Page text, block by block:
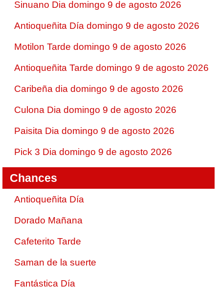
Sinuano Dia domingo 9 de agosto 2026
Antioqueñita Día domingo 9 de agosto 2026
Motilon Tarde domingo 9 de agosto 2026
Antioqueñita Tarde domingo 9 de agosto 2026
Caribeña dia domingo 9 de agosto 2026
Culona Dia domingo 9 de agosto 2026
Paisita Dia domingo 9 de agosto 2026
Pick 3 Dia domingo 9 de agosto 2026
Chances
Antioqueñita Día
Dorado Mañana
Cafeterito Tarde
Saman de la suerte
Fantástica Día